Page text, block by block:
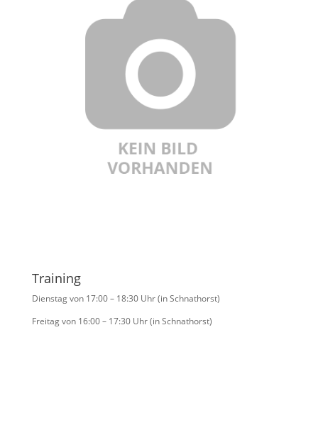
Training
Dienstagvon 17:00 – 18:30 Uhr (in Schnathorst)
Freitag von 16:00– 17:30 Uhr (in Schnathorst)